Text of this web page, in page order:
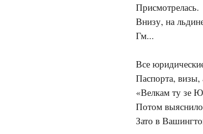
Присмотрелась.
Внизу, на
Гм...
Все
Паспорта, визы,
«Велкам ту зе
Потом
Зато в